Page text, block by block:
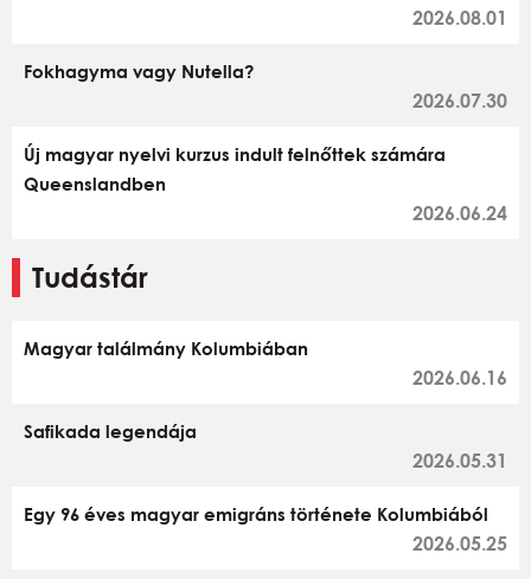
2026.08.01
Fokhagyma vagy Nutella?
2026.07.30
Új magyar nyelvi kurzus indult felnőttek számára
Queenslandben
2026.06.24
Tudástár
Magyar találmány Kolumbiában
2026.06.16
Safikada legendája
2026.05.31
Egy 96 éves magyar emigráns története Kolumbiából
2026.05.25